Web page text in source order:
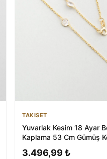
TAKISET
Yuvarlak Kesim 18 Ayar
Kaplama 53 Cm Gümüş
3.496,99 ₺